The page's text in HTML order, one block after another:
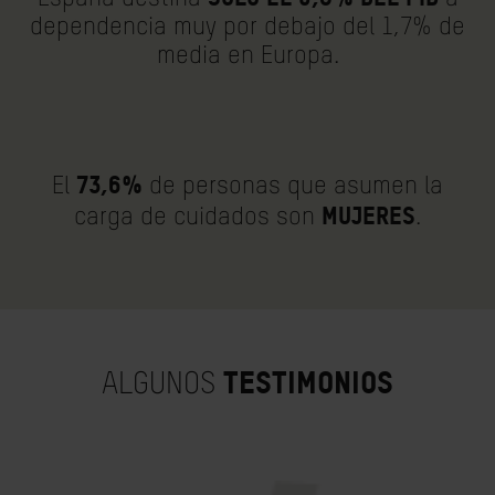
dependencia muy por debajo del 1,7% de
media en Europa.
El 73,6% de personas que asumen la
carga de cuidados son mujeres.
ALGUNOS TESTIMONIOS